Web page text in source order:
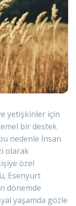
yetişkinler için
bir destek
nedenle İnsan
olarak
özel
Esenyurt
dönemde
yaşamda gözle